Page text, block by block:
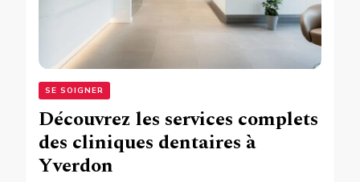
SE SOIGNER
Découvrez les services complets
des cliniques dentaires à
Yverdon